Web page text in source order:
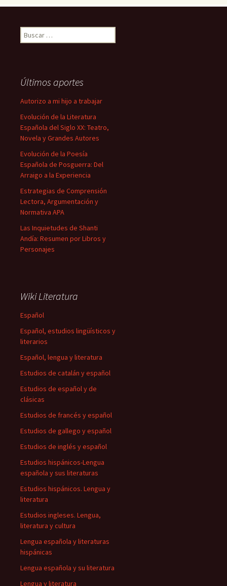
Buscar:
Últimos aportes
Autorizo a mi hijo a trabajar
Evolución de la Literatura
Española del Siglo XX: Teatro,
Novela y Grandes Autores
Evolución de la Poesía
Española de Posguerra: Del
Arraigo a la Experiencia
Estrategias de Comprensión
Lectora, Argumentación y
Normativa APA
Las Inquietudes de Shanti
Andía: Resumen por Libros y
Personajes
Wiki Literatura
Español
Español, estudios lingüísticos y
literarios
Español, lengua y literatura
Estudios de catalán y español
Estudios de español y de
clásicas
Estudios de francés y español
Estudios de gallego y español
Estudios de inglés y español
Estudios hispánicos-Lengua
española y sus literaturas
Estudios hispánicos. Lengua y
literatura
Estudios ingleses. Lengua,
literatura y cultura
Lengua española y literaturas
hispánicas
Lengua española y su literatura
Lengua y literatura